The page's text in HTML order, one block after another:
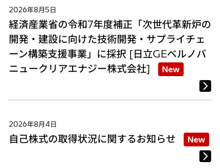
2026年8月5日
経済産業省の令和7年度補正「次世代革新炉の
開発・建設に向けた技術開発・サプライチェ
ーン構築支援事業」に採択 [日立GEベルノバ
ニュークリアエナジー株式会社]
New
2026年8月4日
自己株式の取得状況に関するお知らせ New